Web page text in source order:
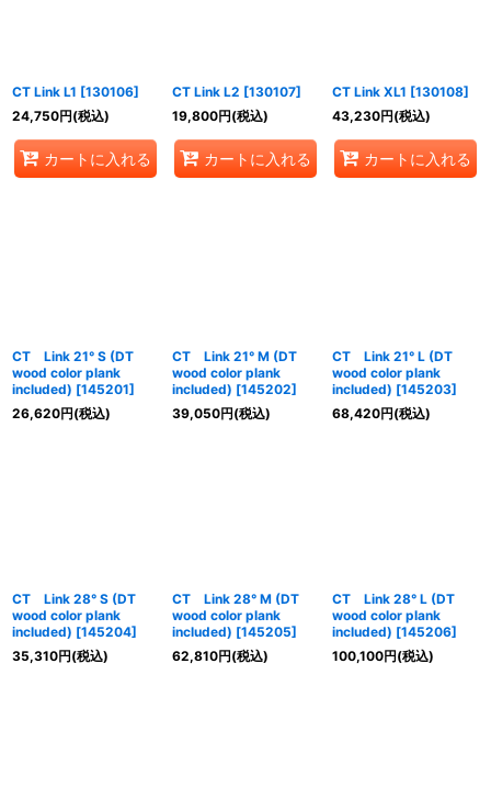
CT Link L1 [130106]
24,750円(税込)
カートに入れる
CT Link L2 [130107]
19,800円(税込)
カートに入れる
CT Link XL1 [130108]
43,230円(税込)
カートに入れる
CT Link 21° S (DT
wood color plank
included) [145201]
26,620円(税込)
CT Link 21° M (DT
wood color plank
included) [145202]
39,050円(税込)
CT Link 21° L (DT
wood color plank
included) [145203]
68,420円(税込)
CT Link 28° S (DT
wood color plank
included) [145204]
35,310円(税込)
CT Link 28° M (DT
wood color plank
included) [145205]
62,810円(税込)
CT Link 28° L (DT
wood color plank
included) [145206]
100,100円(税込)